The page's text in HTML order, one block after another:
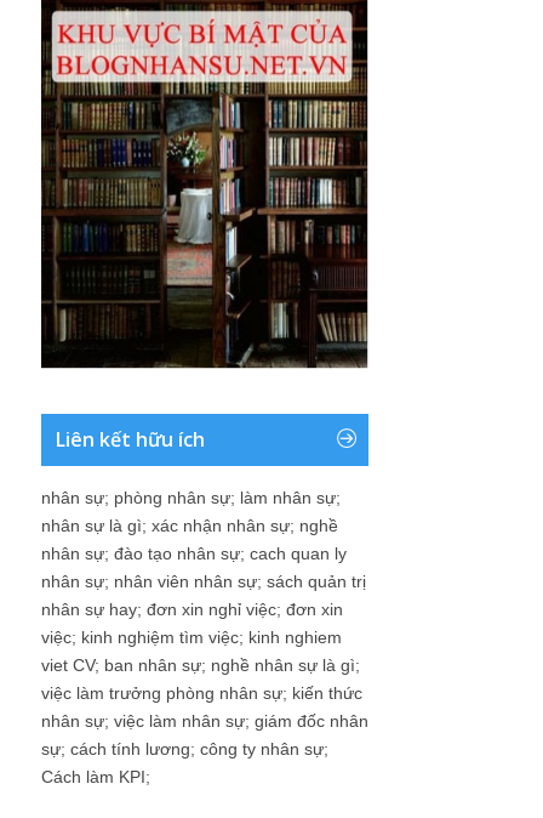
Liên kết hữu ích
nhân sự; phòng nhân sự; làm nhân sự;
nhân sự là gì; xác nhận nhân sự; nghề
nhân sự; đào tạo nhân sự; cach quan ly
nhân sự; nhân viên nhân sự; sách quản trị
nhân sự hay; đơn xin nghỉ việc; đơn xin
việc; kinh nghiệm tìm việc; kinh nghiem
viet CV; ban nhân sự; nghề nhân sự là gì;
việc làm trưởng phòng nhân sự; kiến thức
nhân sự; việc làm nhân sự; giám đốc nhân
sự; cách tính lương; công ty nhân sự;
Cách làm KPI;